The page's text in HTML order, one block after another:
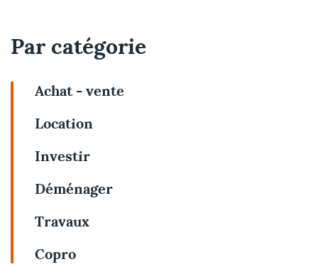
Par catégorie
Achat - vente
Location
Investir
Déménager
Travaux
Copro